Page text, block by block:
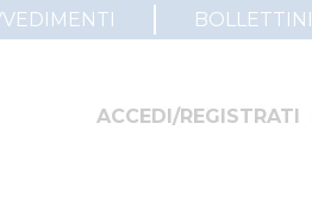
BOLLETTINI
ACCEDI/REGISTRATI